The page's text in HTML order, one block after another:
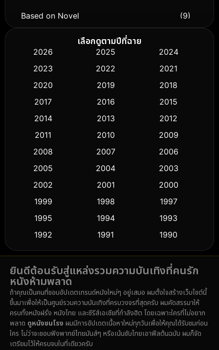
Based on Novel (9)
Biography ชีวิตจริง
Classic หนังคลาสสิก (50)
Comedy ตลก (433)
Crime อาชญากรรม (511)
Cult Film
Dance เต้น (10)
Detective สืบสวน (58)
Detective สืบสวน
Disaster
Disney+ (5)
Documentary สารคดี (91)
เลือกดูตามปีที่ฉาย
2026 2025
2024
2023
2022
2021
2020
2019
2018
2017
2016
2015
2014
2013
2012
2011
2010
2009
2008
2007
2006
2005
2004
2003
2002
2001
2000
1999
1998
1997
1995
1994
1993
1992
1991
1990
1989
1988
1986
1985
1983
1982
1981
1971
1962 1953
ยินดีต้อนรับสู่แหล่งรวมความบันเทิงที่คนรัก
หนังห้ามพลาด
ถ้าคุณเป็นคนที่ชอบอัปเดตเทรนด์หนังใหม่ๆ อยู่เสมอ ผมตั้งใจสร้างเว็บไซต์นี้
ขึ้นมาเพื่อให้เป็นศูนย์รวมความบันเทิงที่ครบวงจรที่สุดครับ ผมคัดสรรมาให้
ครบทั้งหนังฝรั่ง หนังไทย และซีรีส์เอเชียที่กำลังฮิต โดยเฉพาะใครที่ไม่อยาก
พลาด ดูหนังชนโรง ผมมีการอัปเดตเนื้อหาใหม่ทุกวันเพื่อให้คุณได้รับชมก่อน
ใคร ไม่ว่าจะชอบฟังพากย์ไทยมันส์ๆ หรือเน้นซับไทยเอาฟีลต้นฉบับ ผมก็จัด
เตรียมไว้ให้ครบจบในที่เดียวครับ